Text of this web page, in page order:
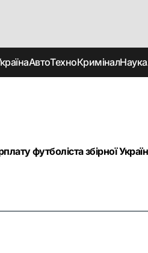
АвтоТехноКриміналНаука
футболіста збірної